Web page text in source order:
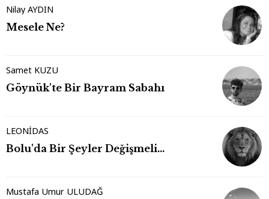
Nilay AYDIN
Mesele Ne?
Samet KUZU
Göynük'te Bir Bayram Sabahı
LEONİDAS
Bolu'da Bir Şeyler Değişmeli…
Mustafa Umur ULUDAĞ